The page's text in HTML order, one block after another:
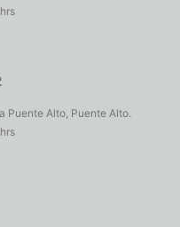
Puente Alto, Puente Alto.